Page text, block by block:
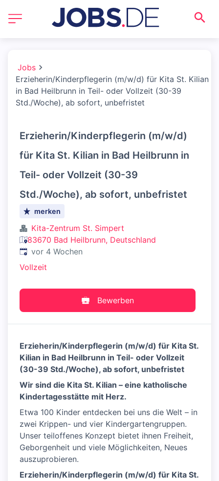
Jobs
Erzieherin/Kinderpflegerin (m/w/d) für Kita St. Kilian
in Bad Heilbrunn in Teil- oder Vollzeit (30-39
Std./Woche), ab sofort, unbefristet
Erzieherin/Kinderpflegerin (m/w/d)
für Kita St. Kilian in Bad Heilbrunn in
Teil- oder Vollzeit (30-39
Std./Woche), ab sofort, unbefristet
merken
Kita-Zentrum St. Simpert
83670 Bad Heilbrunn, Deutschland
Veröffentlicht:
vor 4 Wochen
Vollzeit
Bewerben
Erzieherin/Kinderpflegerin (m/w/d) für Kita St.
Kilian in Bad Heilbrunn in Teil- oder Vollzeit
(30-39 Std./Woche), ab sofort, unbefristet
Wir sind die Kita St. Kilian – eine katholische
Kindertagesstätte mit Herz.
Etwa 100 Kinder entdecken bei uns die Welt – in
zwei Krippen- und vier Kindergartengruppen.
Unser teiloffenes Konzept bietet ihnen Freiheit,
Geborgenheit und viele Möglichkeiten, Neues
auszuprobieren.
Erzieherin/Kinderpflegerin (m/w/d) für Kita St.